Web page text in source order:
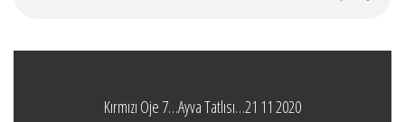
Kırmızı Oje 7…Ayva Tatlısı…21 11 2020